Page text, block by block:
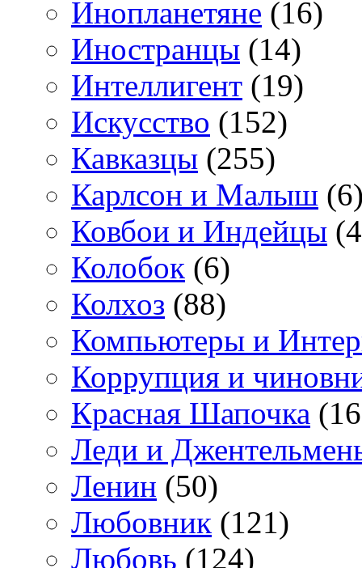
Инопланетяне (16)
Иностранцы (14)
Интеллигент (19)
Искусство (152)
Кавказцы (255)
Карлсон и Малыш
Ковбои и Индейцы
Колобок (6)
Колхоз (88)
Компьютеры и
Коррупция и
Красная Шапочка
Леди и
Ленин (50)
Любовник (121)
Любовь (124)